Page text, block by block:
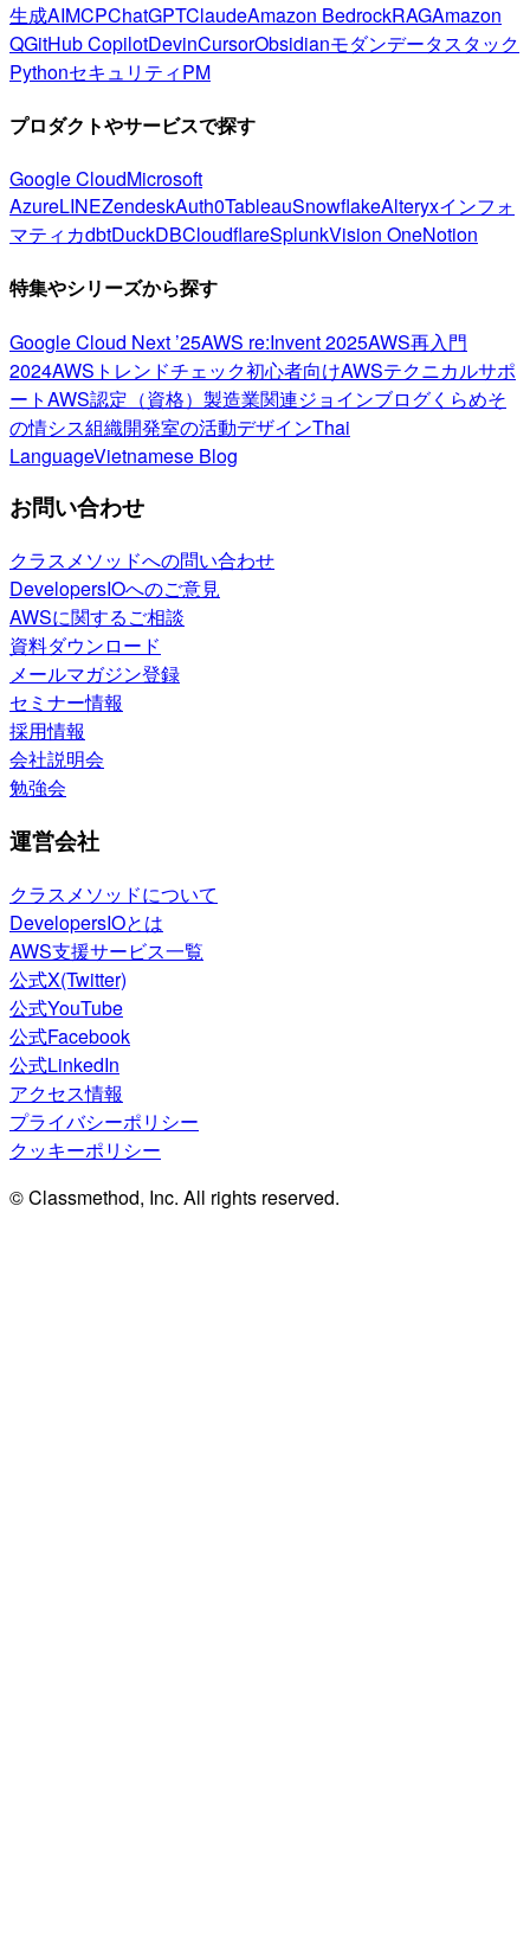
生成AIMCPChatGPTClaudeAmazon BedrockRAGAmazon
QGitHub CopilotDevinCursorObsidianモダンデータスタック
PythonセキュリティPM
プロダクトやサービスで探す
Google CloudMicrosoft
AzureLINEZendeskAuth0TableauSnowflakeAlteryxインフォ
マティカdbtDuckDBCloudflareSplunkVision OneNotion
特集やシリーズから探す
Google Cloud Next ’25AWS re:Invent 2025AWS再入門
2024AWSトレンドチェック初心者向けAWSテクニカルサポ
ートAWS認定（資格） 製造業関連ジョインブログくらめそ
の情シス組織開発室の活動デザインThai
LanguageVietnamese Blog
お問い合わせ
クラスメソッドへの問い合わせ
DevelopersIOへのご意見
AWSに関するご相談
資料ダウンロード
メールマガジン登録
セミナー情報
採用情報
会社説明会
勉強会
運営会社
クラスメソッドについて
DevelopersIOとは
AWS支援サービス一覧
公式X(Twitter)
公式YouTube
公式Facebook
公式LinkedIn
アクセス情報
プライバシーポリシー
クッキーポリシー
© Classmethod, Inc. All rights reserved.